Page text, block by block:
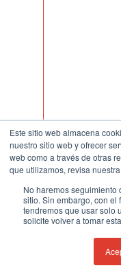
Este sitio web almacena
nuestro sitio web y ofrecer
web como a través de otras
que utilizamos, revisa
No haremos seguimiento
sitio. Sin embargo, con el
tendremos que usar solo
solicite volver a tomar
Alcohol